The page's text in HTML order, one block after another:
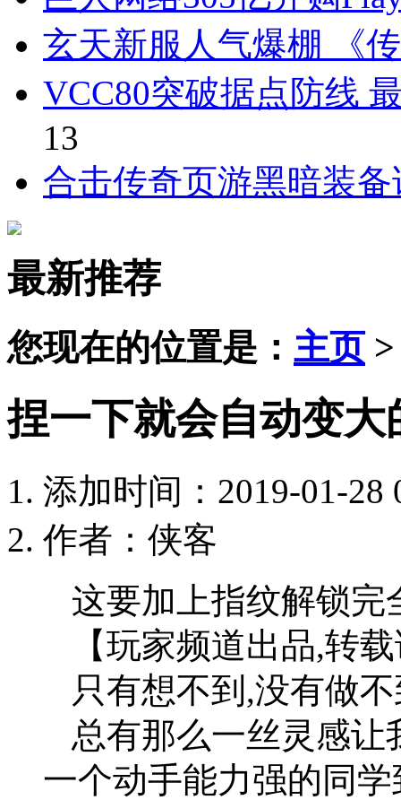
玄天新服人气爆棚 《
VCC80突破据点防线
13
合击传奇页游黑暗装
最新推荐
您现在的位置是： 主页
捏一下就会自动变
添加时间：2019-01-28
作者：侠客
这要加上指纹解锁完
【玩家频道出品,转
只有想不到,没有做
总有那么一丝灵感
一个动手能力强的同